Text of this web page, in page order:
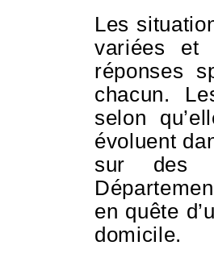
Les
variées et
réponses
chacun.
selon
évoluent
sur des
en quête
domicile.